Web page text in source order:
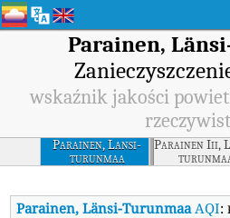
Parainen,
wskaźnik jakości
Parainen, Lansi-
turunmaa
Parainen Iii,
Parainen, Länsi-TurunmaaAQI: